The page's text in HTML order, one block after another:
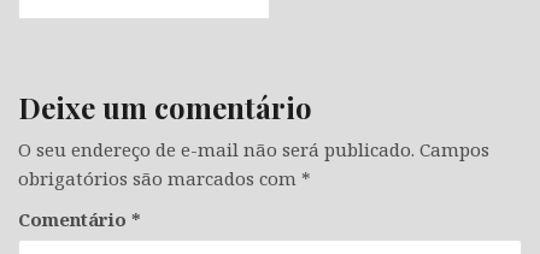
Deixe um comentário
O seu endereço de e-mail não será publicado. Campos
obrigatórios são marcados com *
Comentário *